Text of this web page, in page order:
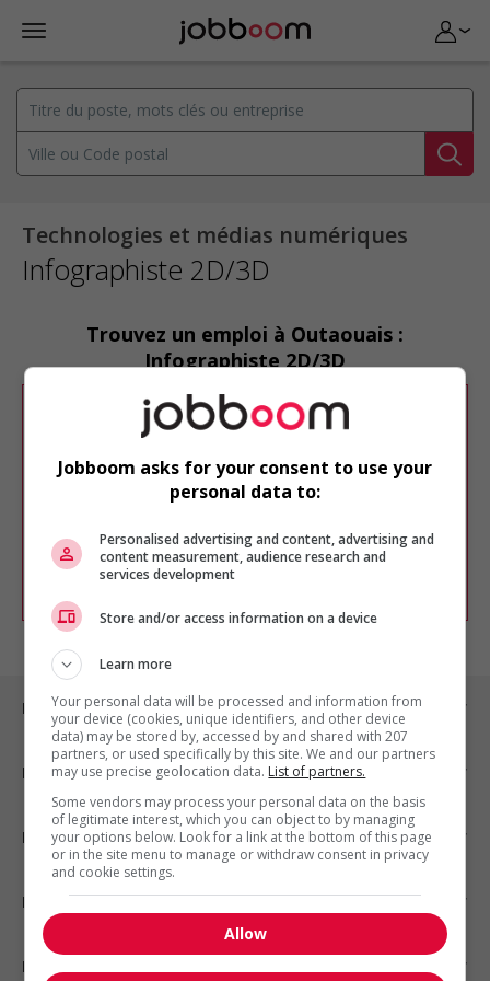
Technologies et médias numériques
Infographiste 2D/3D
Trouvez un emploi à Outaouais :
Infographiste 2D/3D
Désolé, cette recherche n'a produit aucun
résultat.
Veuillez faire une nouvelle recherche.
Vous pouvez en tout temps utiliser nos
chercher un poste selon votre profil
d'intérêt en emploi en vousinscrivant
comme membre Jobboom.
Emplois par ville
Emplois par secteur
Emplois par statut
Emplois par type
Nos suggestions
Jobboom asks for your consent to use your
personal data to:
Personalised advertising and content, advertising and
content measurement, audience research and
services development
Store and/or access information on a device
Learn more
Your personal data will be processed and information from
your device (cookies, unique identifiers, and other device
data) may be stored by, accessed by and shared with 207
partners, or used specifically by this site. We and our partners
may use precise geolocation data. List of partners.
Some vendors may process your personal data on the basis
of legitimate interest, which you can object to by managing
your options below. Look for a link at the bottom of this page
or in the site menu to manage or withdraw consent in privacy
and cookie settings.
Allow